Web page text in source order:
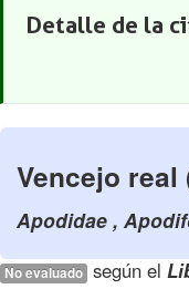
Citas
Observadores
Vencejo real
Apodidae ,
No evaluado según el